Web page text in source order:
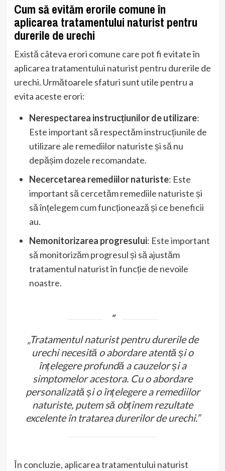
Cum să evităm erorile comune în
aplicarea tratamentului naturist pentru
durerile de urechi
Există câteva erori comune care pot fi evitate în
aplicarea tratamentului naturist pentru durerile de
urechi. Următoarele sfaturi sunt utile pentru a
evita aceste erori:
Nerespectarea instrucțiunilor de utilizare:
Este important să respectăm instrucțiunile de
utilizare ale remediilor naturiste și să nu
depășim dozele recomandate.
Necercetarea remediilor naturiste: Este
important să cercetăm remediile naturiste și
să înțelegem cum funcționează și ce beneficii
au.
Nemonitorizarea progresului: Este important
să monitorizăm progresul și să ajustăm
tratamentul naturist în funcție de nevoile
noastre.
„Tratamentul naturist pentru durerile de
urechi necesită o abordare atentă și o
înțelegere profundă a cauzelor și a
simptomelor acestora. Cu o abordare
personalizată și o înțelegere a remediilor
naturiste, putem să obținem rezultate
excelente în tratarea durerilor de urechi.”
În concluzie, aplicarea tratamentului naturist